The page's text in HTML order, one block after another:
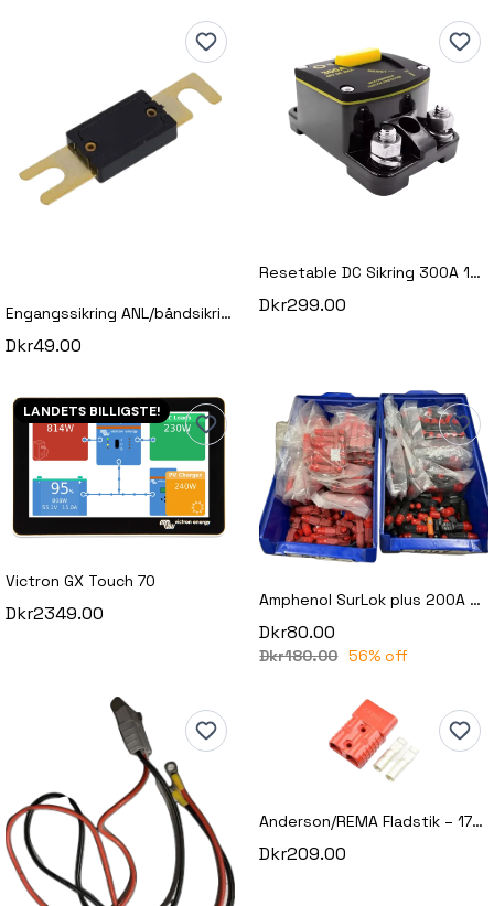
Engangssikring ANL/båndsikring 200A / 300A / 400A – Højeffekt DC-sikringer til batterisystemer
Dkr49.00
Resetable DC Sikring 300A 12-48v
Dkr299.00
LANDETS BILLIGSTE!
Victron GX Touch 70
Dkr2349.00
Amphenol SurLok plus 200A 50mm2
Dkr80.00
Dkr180.00 56% off
Anderson/REMA Fladstik – 175A / 50 mm² med kabelsko (Power Connector til højstrømsforbindelser)
Dkr209.00